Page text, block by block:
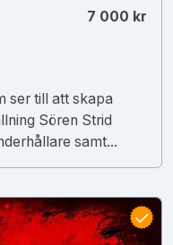
7 000 kr
ser till att skapa
Sören Strid
samt...